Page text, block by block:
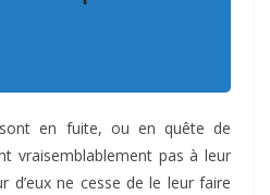
en fuite, ou en quête de
vraisemblablement pas à leur
d’eux ne cesse de le leur faire